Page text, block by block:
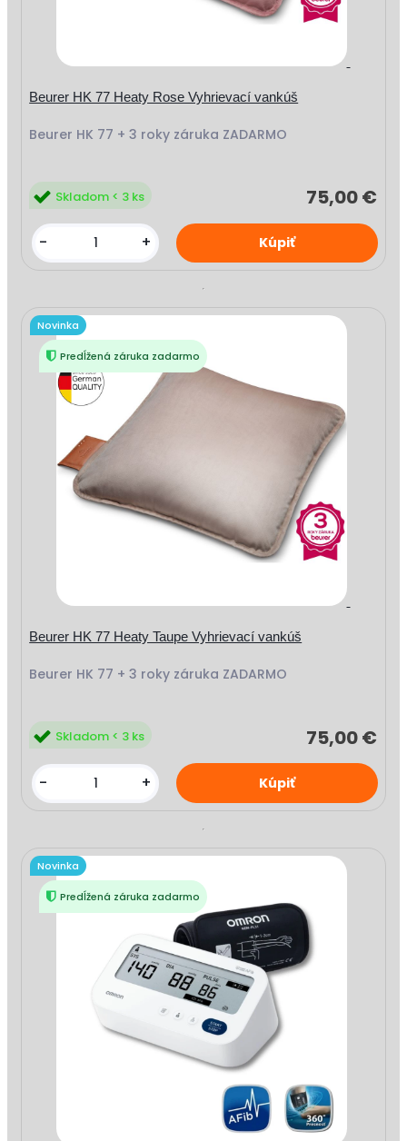
Beurer HK 77 Heaty Rose Vyhrievací vankúš
Beurer HK 77 + 3 roky záruka ZADARMO
75,00 €
Skladom < 3 ks
- +
Beurer HK 77 Heaty Taupe Vyhrievací vankúš
Beurer HK 77 + 3 roky záruka ZADARMO
75,00 €
Skladom < 3 ks
- +
Novinka
Predĺžená záruka zadarmo
Novinka
Predĺžená záruka zadarmo